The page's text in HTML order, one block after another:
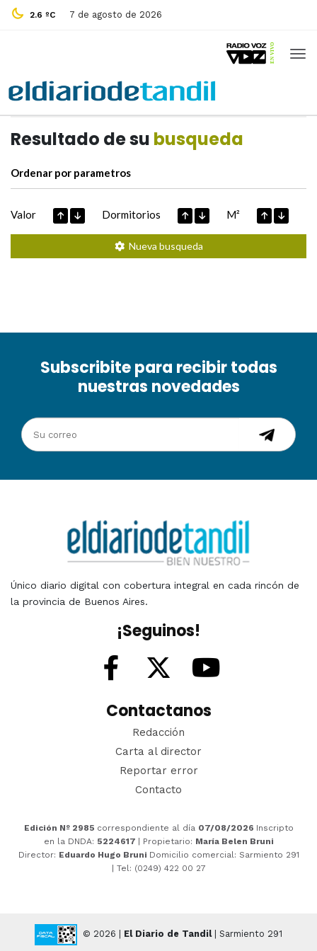
2.6 ºC 7 de agosto de 2026
Resultado de su busqueda
Ordenar por parametros
Valor Dormitorios M²
Nueva busqueda
Subscribite para recibir todas
nuestras novedades
Único diario digital con cobertura integral en cada rincón de
la provincia de Buenos Aires.
¡Seguinos!
Contactanos
Redacción
Carta al director
Reportar error
Contacto
Edición Nº 2985 correspondiente al día 07/08/2026 Inscripto
en la DNDA: 5224617 | Propietario: María Belen Bruni
Director: Eduardo Hugo Bruni Domicilio comercial: Sarmiento 291
| Tel: (0249) 422 00 27
© 2026 | El Diario de Tandil| Sarmiento 291